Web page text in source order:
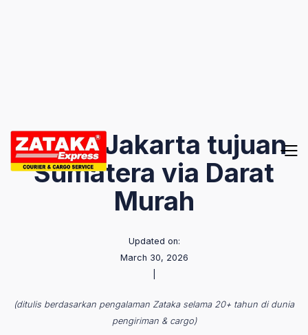
Cargo Jakarta tujuan
Sumatera via Darat
Murah
Updated on:
March 30, 2026
(ditulis berdasarkan pengalaman Zataka selama 20+ tahun di dunia
pengiriman & cargo)